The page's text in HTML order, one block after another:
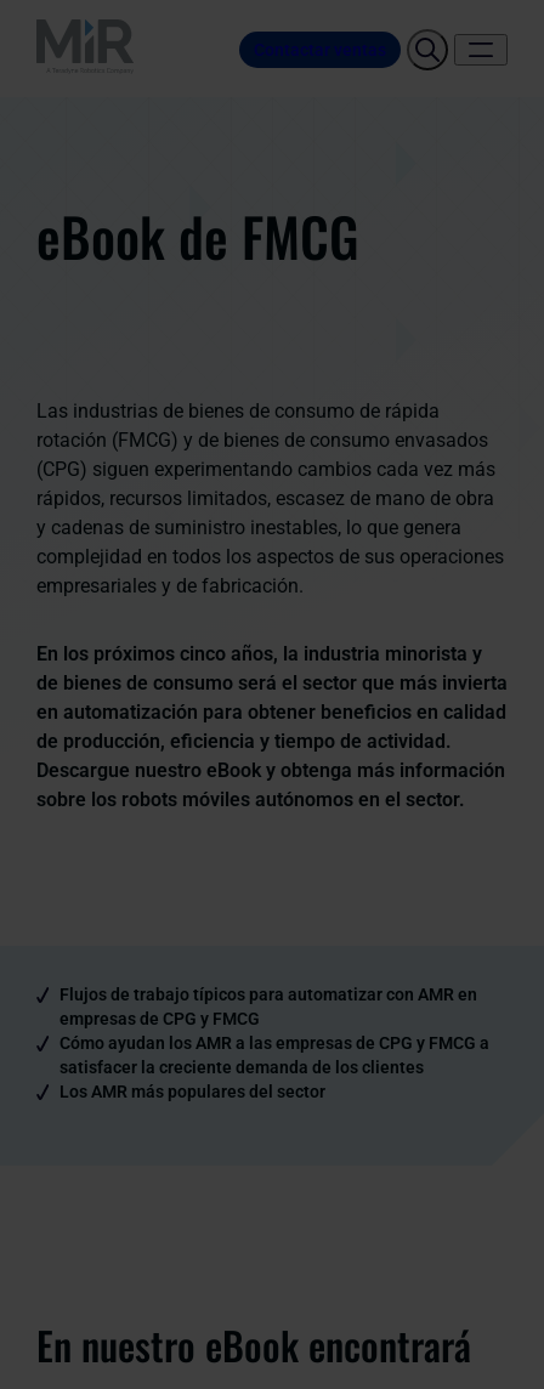
Contactar ventas
eBook de FMCG
Las industrias de bienes de consumo de rápida
rotación (FMCG) y de bienes de consumo envasados
(CPG) siguen experimentando cambios cada vez más
rápidos, recursos limitados, escasez de mano de obra
y cadenas de suministro inestables, lo que genera
complejidad en todos los aspectos de sus operaciones
empresariales y de fabricación.
En los próximos cinco años, la industria minorista y
de bienes de consumo será el sector que más invierta
en automatización para obtener beneficios en calidad
de producción, eficiencia y tiempo de actividad.
Descargue nuestro eBook y obtenga más información
sobre los robots móviles autónomos en el sector.
Flujos de trabajo típicos para automatizar con AMR en
empresas de CPG y FMCG
Cómo ayudan los AMR a las empresas de CPG y FMCG a
satisfacer la creciente demanda de los clientes
Los AMR más populares del sector
En nuestro eBook encontrará